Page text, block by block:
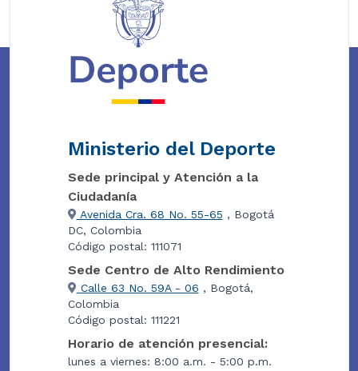
Ministerio del Deporte
Sede principal y Atención a la
Ciudadanía
Avenida Cra. 68 No. 55-65 , Bogotá
DC, Colombia
Código postal: 111071
Sede Centro de Alto Rendimiento
Calle 63 No. 59A - 06 , Bogotá,
Colombia
Código postal: 111221
Horario de atención presencial:
lunes a viernes: 8:00 a.m. - 5:00 p.m.